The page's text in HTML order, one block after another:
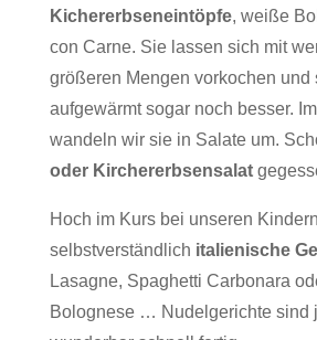
Kichererbseneintöpfe, weiße
con Carne. Sie lassen sich mit
größeren Mengen vorkochen und
aufgewärmt sogar noch besser.
wandeln wir sie in Salate um.
oder Kirchererbsensalat
Hoch im Kurs bei unseren
selbstverständlich italienische
Lasagne, Spaghetti Carbonara
Bolognese … Nudelgerichte sind